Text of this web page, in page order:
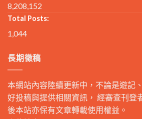
8,208,152
Total Posts:
1,044
長期徵稿
本網站內容陸續更新中，不論是遊記
好投稿與提供相關資訊， 經審查刊登
後本站亦保有文章轉載使用權益。